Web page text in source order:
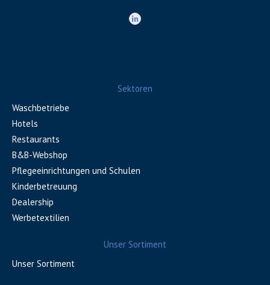
Sektoren
Waschbetriebe
Hotels
Restaurants
B&B-Webshop
Pflegeeinrichtungen und Schulen
Kinderbetreuung
Dealership
Werbetextilien
Unser Sortiment
Unser Sortiment